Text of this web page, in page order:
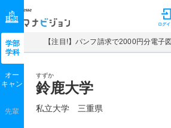
マナビジョン ログイ
【注目!】パンフ請求で2000円分電子
すずか
鈴鹿大学
私立大学 三重県
学部
学科
オー
キャン
先輩